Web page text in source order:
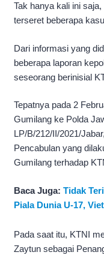
Tak hanya kali ini
terseret beberapa
Dari informasi yang
beberapa laporan
seseorang berinisial
Tepatnya pada 2
Gumilang ke Polda
LP/B/212/II/2021/
Pencabulan yang
Gumilang terhadap
Baca Juga: Tidak
Piala Dunia U-17,
Pada saat itu, KTNI
Zaytun sebagai